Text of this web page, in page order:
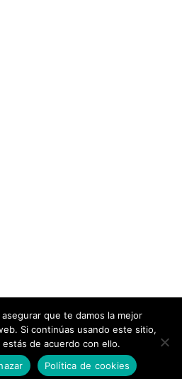
que te damos la mejor
Si continúas usando este sitio,
de acuerdo con ello.
Política de cookies